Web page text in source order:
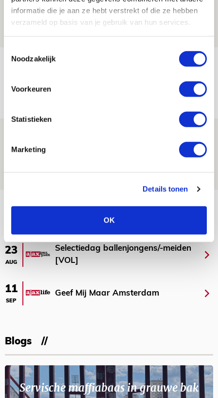
informatie die je aan ze hebt verstrekt of die ze hebben
verzameld op basis van je gebruik van hun services.
Noodzakelijk
Voorkeuren
Statistieken
Marketing
Details tonen
OK
de Johan Cruijff Arena?
07 AUGUSTUS 2026 - 00:36
Trotse Klaassen: ‘Vierhonderd duels
06 AUGUSTUS 2026 - 23:43
reist met vertrouwen naar Dublin
23
AUG
Selectiedag ballenjongens/-meiden
[VOL]
11
SEP
Geef Mij Maar Amsterdam
Blogs
Servische maffiabaas in grauwe bak